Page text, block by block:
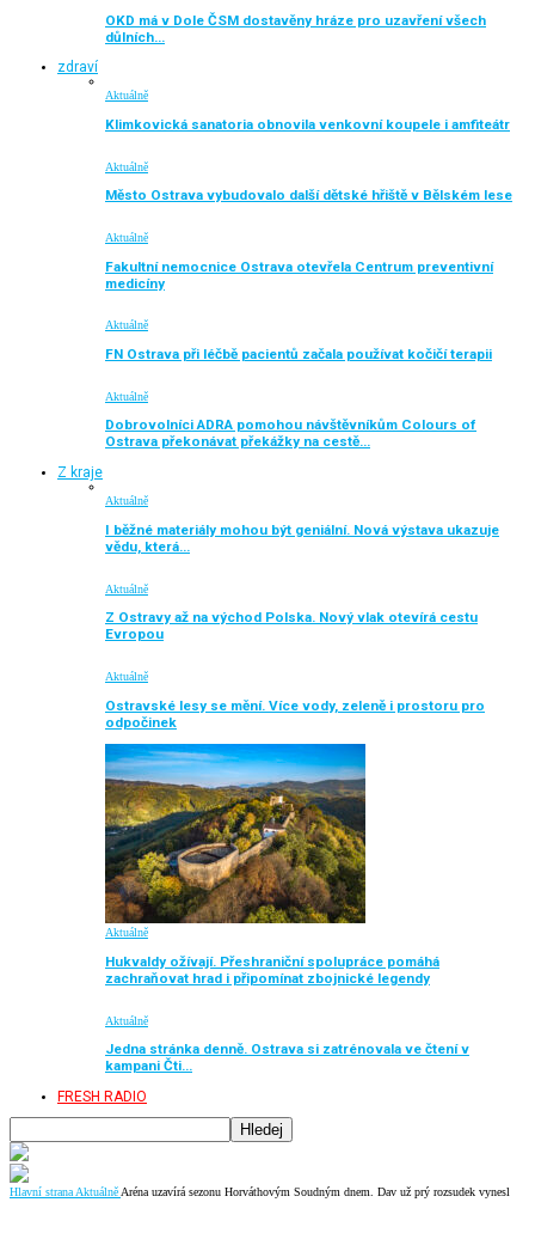
OKD má v Dole ČSM dostavěny hráze pro uzavření všech
důlních…
zdraví
Aktuálně
Klimkovická sanatoria obnovila venkovní koupele i amfiteátr
Aktuálně
Město Ostrava vybudovalo další dětské hřiště v Bělském lese
Aktuálně
Fakultní nemocnice Ostrava otevřela Centrum preventivní
medicíny
Aktuálně
FN Ostrava při léčbě pacientů začala používat kočičí terapii
Aktuálně
Dobrovolníci ADRA pomohou návštěvníkům Colours of
Ostrava překonávat překážky na cestě…
Z kraje
Aktuálně
I běžné materiály mohou být geniální. Nová výstava ukazuje
vědu, která…
Aktuálně
Z Ostravy až na východ Polska. Nový vlak otevírá cestu
Evropou
Aktuálně
Ostravské lesy se mění. Více vody, zeleně i prostoru pro
odpočinek
Aktuálně
Hukvaldy ožívají. Přeshraniční spolupráce pomáhá
zachraňovat hrad i připomínat zbojnické legendy
Aktuálně
Jedna stránka denně. Ostrava si zatrénovala ve čtení v
kampani Čti…
FRESH RADIO
Hlavní strana Aktuálně Aréna uzavírá sezonu Horváthovým Soudným dnem. Dav už prý rozsudek vynesl